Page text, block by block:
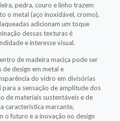
pedra, couro e linho trazem
o metal (aço inoxidável, cromo),
adicionam um toque
dessas texturas é
e interesse visual.
de madeira maciça pode ser
design em metal e
do vidro em divisórias
a sensação de amplitude dos
de materiais sustentáveis e de
característica marcante,
o futuro e a inovação no design